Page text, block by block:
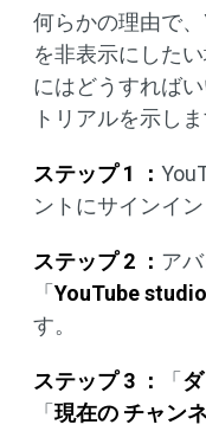
何らかの理由で
を非表示にした
にはどうすれば
トリアルを示しま
ステップ 1 ：
ントにサインイン
ステップ 2 ： ア
「 YouTube studio
す。
ステップ 3 ： 「
「 現在の チャン